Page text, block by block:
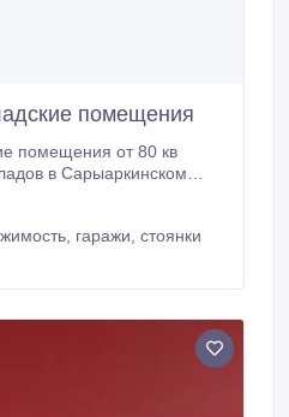
помещения
от 80 кв
в Сарыаркинском
гаражи, стоянки